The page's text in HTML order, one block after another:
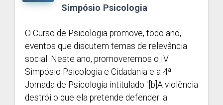
Simpósio Psicologia
O Curso de Psicologia promove, todo ano,
eventos que discutem temas de relevância
social. Neste ano, promoveremos o IV
Simpósio Psicologia e Cidadania e a 4ª
Jornada de Psicologia intitulado "[b]A violência
destrói o que ela pretende defender: a